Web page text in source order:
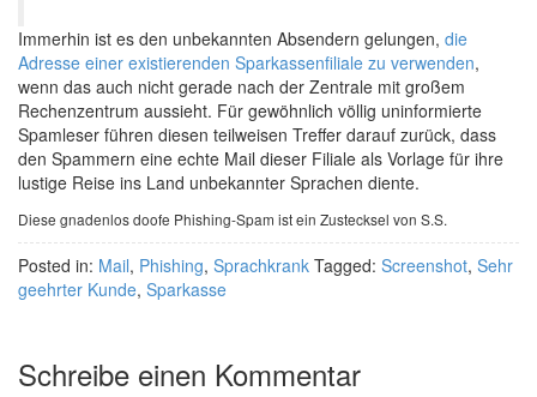
Immerhin ist es den unbekannten Absendern gelungen, die
Adresse einer existierenden Sparkassenfiliale zu verwenden,
wenn das auch nicht gerade nach der Zentrale mit großem
Rechenzentrum aussieht. Für gewöhnlich völlig uninformierte
Spamleser führen diesen teilweisen Treffer darauf zurück, dass
den Spammern eine echte Mail dieser Filiale als Vorlage für ihre
lustige Reise ins Land unbekannter Sprachen diente.
Diese gnadenlos doofe Phishing-Spam ist ein Zustecksel von S.S.
Posted in: Mail, Phishing, Sprachkrank Tagged: Screenshot, Sehr
geehrter Kunde, Sparkasse
Schreibe einen Kommentar